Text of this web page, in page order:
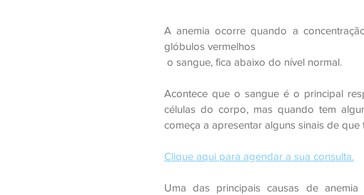
A anemia ocorre quando a
glóbulos vermelhos
o sangue, fica abaixo do nível normal.
Acontece que o sangue é o principal
células do corpo, mas quando tem
começa a apresentar alguns sinais de
Clique aqui para agendar a sua consulta.
Uma das principais causas de